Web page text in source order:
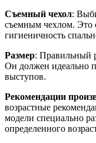
Съемный чехол:
съемным чехлом. Это
гигиеничность
Размер: Правильный
Он должен идеально
выступов.
Рекомендации
возрастные
модели специально
определенного